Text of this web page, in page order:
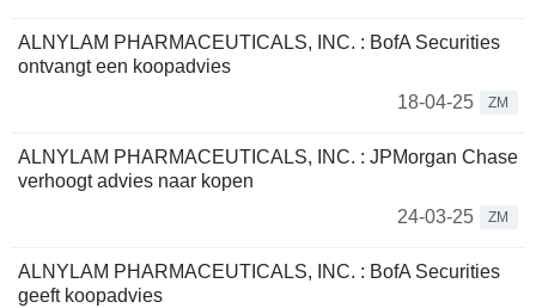
ALNYLAM PHARMACEUTICALS, INC. : BofA Securities
ontvangt een koopadvies
18-04-25
ZM
ALNYLAM PHARMACEUTICALS, INC. : JPMorgan Chase
verhoogt advies naar kopen
24-03-25
ZM
ALNYLAM PHARMACEUTICALS, INC. : BofA Securities
geeft koopadvies